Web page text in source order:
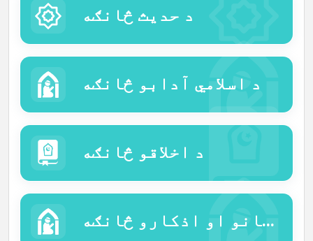
د حدیث څانګه
د اسلامي آدابو څانګه
د اخلاقو څانګه
د دعاګانو او اذکارو څانګه